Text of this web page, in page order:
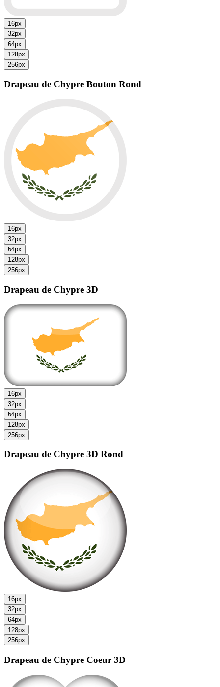
16px
32px
64px
128px
256px
Drapeau de Chypre Bouton Rond
16px
32px
64px
128px
256px
Drapeau de Chypre 3D
16px
32px
64px
128px
256px
Drapeau de Chypre 3D Rond
16px
32px
64px
128px
256px
Drapeau de Chypre Coeur 3D